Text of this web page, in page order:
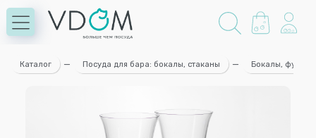
Каталог — Посуда для бара: бокалы, стаканы — Бокалы,